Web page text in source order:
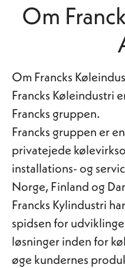
Om
Om Francks
Francks Køleindustri
Francks gruppen.
Francks gruppen er
privatejede
installations- og
Norge, Finland og
Francks Kylindustri
spidsen for
løsninger inden for
øge kundernes